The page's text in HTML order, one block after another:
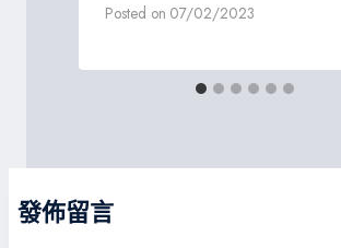
Posted on 07/02/2023
發佈留言